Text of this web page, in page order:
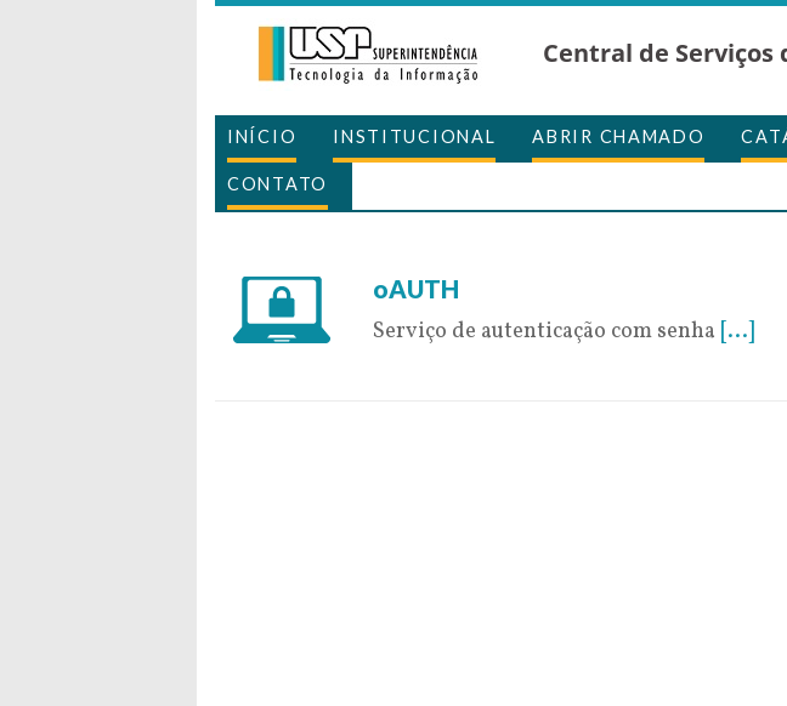
Central de Serviços
INÍCIO INSTITUCIONAL ABRIR CHAMADO
CONTATO
oAUTH
Serviço de autenticação com senha [...]